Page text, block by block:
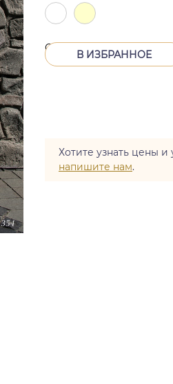
В ИЗБРАННОЕ
Снят с производства
Хотите узнать цены и
напишите нам.